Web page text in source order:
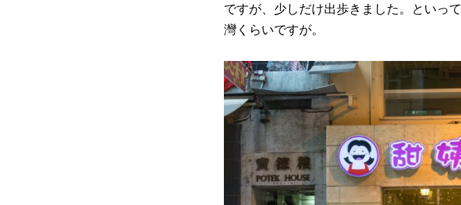
ですが、少しだけ出歩きました。といっ
灣くらいですが。